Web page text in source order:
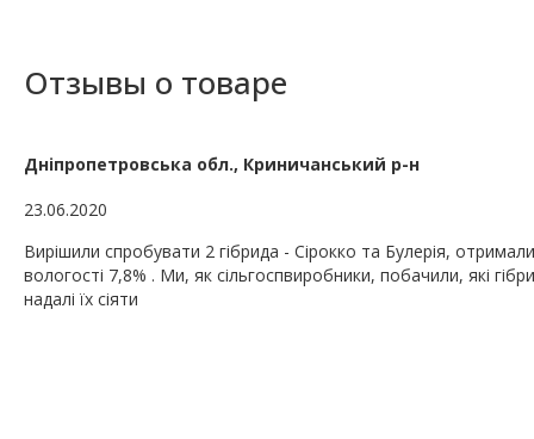
Отзывы о товаре
Дніпропетровська обл., Криничанський р-н
23.06.2020
Вирішили спробувати 2 гібрида - Сірокко та Булерія,
вологості 7,8% . Ми, як сільгоспвиробники, побачили, які
надалі їх сіяти